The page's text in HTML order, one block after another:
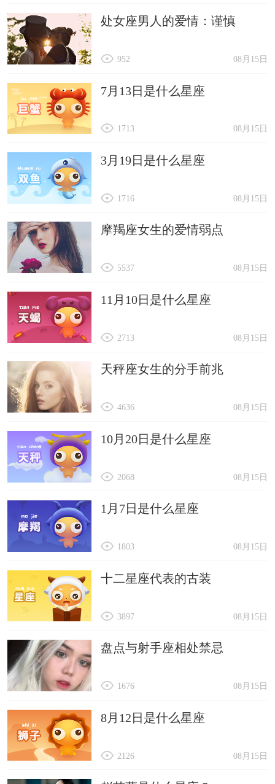
处女座男人的爱情：谨慎
08月15日
952
7月13日是什么星座
08月15日
1713
3月19日是什么星座
08月15日
1716
摩羯座女生的爱情弱点
08月15日
5537
11月10日是什么星座
08月15日
2713
天秤座女生的分手前兆
08月15日
4636
10月20日是什么星座
08月15日
2068
1月7日是什么星座
08月15日
1803
十二星座代表的古装
08月15日
3897
盘点与射手座相处禁忌
08月15日
1676
8月12日是什么星座
08月15日
2126